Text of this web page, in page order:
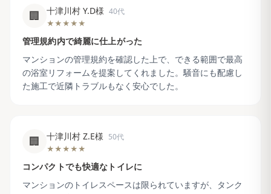
🏢 十津川村 Y.D様 40代
★★★★★
管理規約内で綺麗に仕上がった
マンションの管理規約を確認した上で、できる範囲で最高
の浴室リフォームを提案してくれました。騒音にも配慮し
た施工で近隣トラブルもなく安心でした。
🏢 十津川村 Z.E様 50代
★★★★★
コンパクトでも快適なトイレに
マンションのトイレスペースは限られていますが、タンク